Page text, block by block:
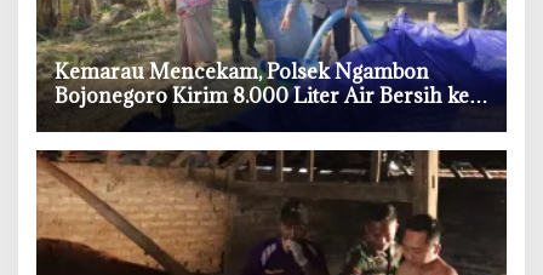
‎Kemarau Mencekam, Polsek Ngambon
Bojonegoro Kirim 8.000 Liter Air Bersih ke
Warga Bondol